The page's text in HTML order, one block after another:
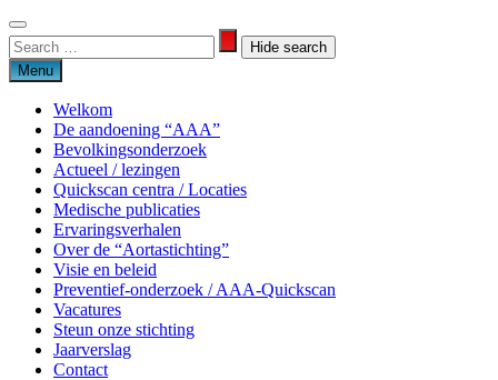
Skip
to
content
Search
for:
Search
Menu
Welkom
De aandoening “AAA”
Bevolkingsonderzoek
Actueel / lezingen
Quickscan centra / Locaties
Medische publicaties
Ervaringsverhalen
Over de “Aortastichting”
Visie en beleid
Preventief-onderzoek / AAA-Quickscan
Vacatures
Steun onze stichting
Jaarverslag
Contact